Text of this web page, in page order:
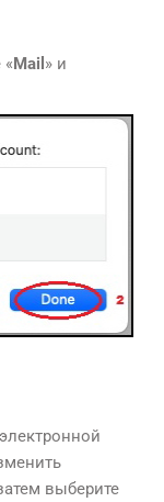
Mail » и
выберите